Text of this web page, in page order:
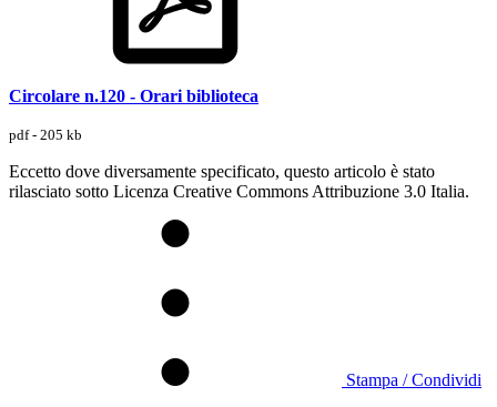
Circolare n.120 - Orari biblioteca
pdf - 205 kb
Eccetto dove diversamente specificato, questo articolo è stato
rilasciato sotto Licenza Creative Commons Attribuzione 3.0 Italia.
Stampa / Condividi